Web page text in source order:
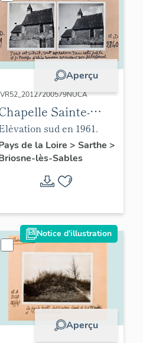
Aperçu
Sainte-
sud en 1961.
de la Loire > Sarthe >
lès-Sables
Notice d'illustration
Aperçu